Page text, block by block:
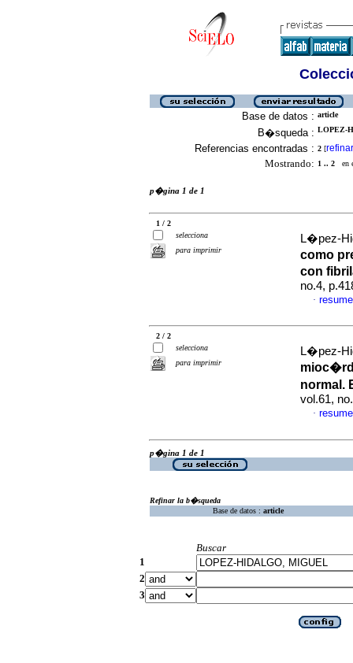
Base de datos : article
B�squeda : LOPEZ-
Referencias encontradas : 2 [refinar
Mostrando: 1 .. 2 en
p�gina 1 de 1
1 / 2
selecciona
para imprimir
L�pez-
como
con
no.4,
·
2 / 2
selecciona
para imprimir
L�pez-
normal.
vol.61,
·
p�gina 1 de 1
Refinar la b�squeda
Base de datos : article
Buscar
1
2
3